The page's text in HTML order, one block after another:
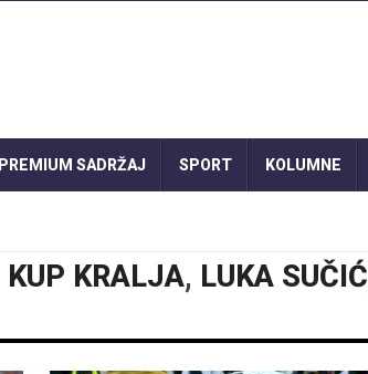
PREMIUM SADRŽAJ SPORT KOLUMNE
KUP KRALJA, LUKA SUČIĆ